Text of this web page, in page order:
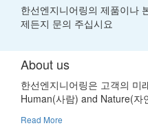
한선엔지니어링의 제품이나
제든지 문의 주십시요
About us
한선엔지니어링은 고객의 미
Human(사람) and Nature(자
Read More